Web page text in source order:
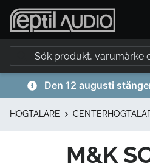
Den 12 augusti
HÖGTALARE
M&K